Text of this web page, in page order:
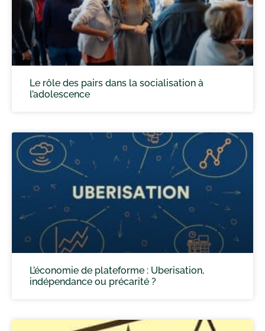
Le rôle des pairs dans la socialisation à
l’adolescence
L’économie de plateforme : Uberisation,
indépendance ou précarité ?